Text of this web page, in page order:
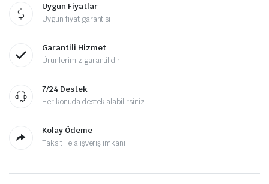
Uygun Fiyatlar
Uygun fiyat garantisi
Garantili Hizmet
Ürünlerimiz garantilidir
7/24 Destek
Her konuda destek alabilirsiniz
Kolay Ödeme
Taksit ile alışveriş imkanı